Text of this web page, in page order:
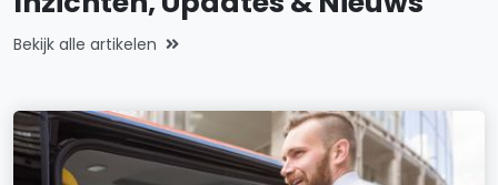
Bekijk alle artikelen